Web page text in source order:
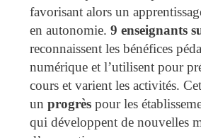
favorisant alors un
en autonomie. 9 enseignants
reconnaissent les bénéfices
numérique et l’utilisent pour
cours et varient les activités.
un progrès pour les
qui développent de nouvelles